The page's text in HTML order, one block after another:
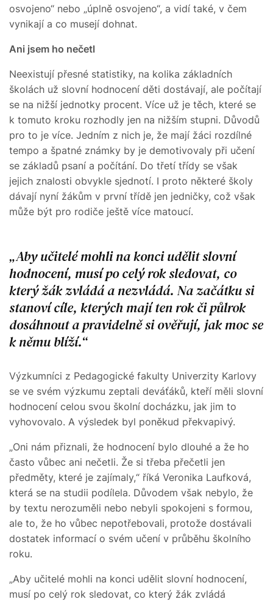
osvojeno“ nebo „úplně osvojeno“, a vidí také, v čem
vynikají a co musejí dohnat.
Ani jsem ho nečetl
Neexistují přesné statistiky, na kolika základních
školách už slovní hodnocení děti dostávají, ale počítají
se na nižší jednotky procent. Více už je těch, které se
k tomuto kroku rozhodly jen na nižším stupni. Důvodů
pro to je více. Jedním z nich je, že mají žáci rozdílné
tempo a špatné známky by je demotivovaly při učení
se základů psaní a počítání. Do třetí třídy se však
jejich znalosti obvykle sjednotí. I proto některé školy
dávají nyní žákům v první třídě jen jedničky, což však
může být pro rodiče ještě více matoucí.
Aby učitelé mohli na konci udělit slovní
hodnocení, musí po celý rok sledovat, co
který žák zvládá a nezvládá. Na začátku si
stanoví cíle, kterých mají ten rok či půlrok
dosáhnout a pravidelně si ověřují, jak moc se
k němu blíží.
Výzkumníci z Pedagogické fakulty Univerzity Karlovy
se ve svém výzkumu zeptali deváťáků, kteří měli slovní
hodnocení celou svou školní docházku, jak jim to
vyhovovalo. A výsledek byl poněkud překvapivý.
„Oni nám přiznali, že hodnocení bylo dlouhé a že ho
často vůbec ani nečetli. Že si třeba přečetli jen
předměty, které je zajímaly,“ říká Veronika Laufková,
která se na studii podílela. Důvodem však nebylo, že
by textu nerozuměli nebo nebyli spokojeni s formou,
ale to, že ho vůbec nepotřebovali, protože dostávali
dostatek informací o svém učení v průběhu školního
roku.
„Aby učitelé mohli na konci udělit slovní hodnocení,
musí po celý rok sledovat, co který žák zvládá